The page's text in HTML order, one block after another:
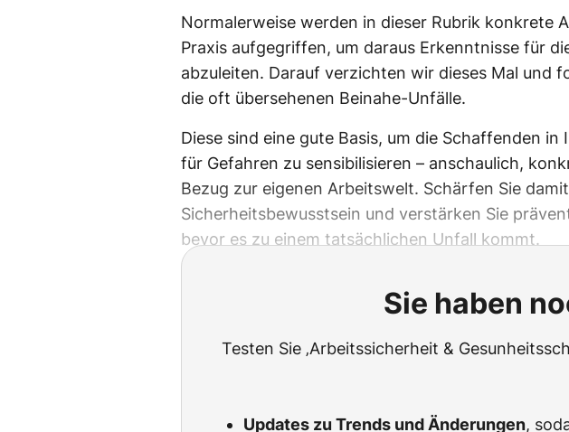
Normalerweise werden in dieser Rubrik konkrete
Praxis aufgegriffen, um daraus Erkenntnisse für
abzuleiten. Darauf verzichten wir dieses Mal und
die oft übersehenen Beinahe-Unfälle.
Diese sind eine gute Basis, um die Schaffenden
für Gefahren zu sensibilisieren – anschaulich,
Bezug zur eigenen Arbeitswelt. Schärfen Sie
Sicherheitsbewusstsein und verstärken Sie
bevor es zu einem tatsächlichen Unfall kommt.
Sie haben
Testen Sie ‚Arbeitssicherheit &
Updates zu Trends und Änderungen,